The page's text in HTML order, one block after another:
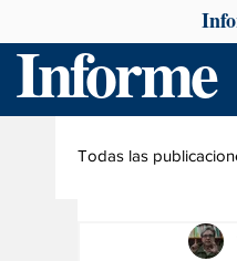
Informe
Todas las